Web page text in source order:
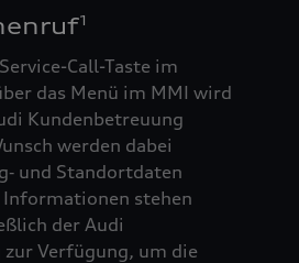
1
Call-Taste im
das Menü im MMI wird
Kundenbetreuung
werden dabei
und Standortdaten
stehen
der Audi
Verfügung, um die